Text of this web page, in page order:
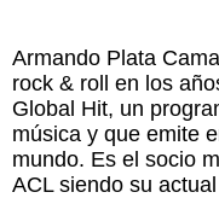
Armando Plata
rock & roll en los
Global Hit, un
música y que emite
mundo. Es el socio
ACL siendo su